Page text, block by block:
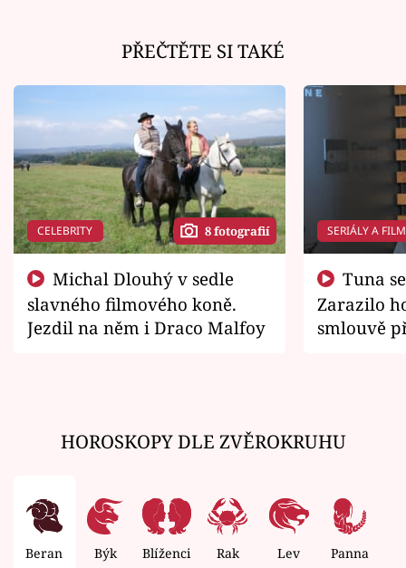
PŘEČTĚTE SI TAKÉ
CELEBRITY 8 fotografií
slavného filmového koně.
Jezdil na něm i Draco Malfoy
SERIÁLY A
Zarazilo
smlouvě
HOROSKOPY DLE ZVĚROKRUHU
Beran Býk Blíženci Rak Lev Panna